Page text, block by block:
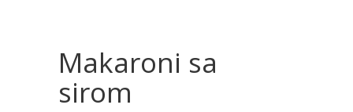
Makaroni sa
sirom